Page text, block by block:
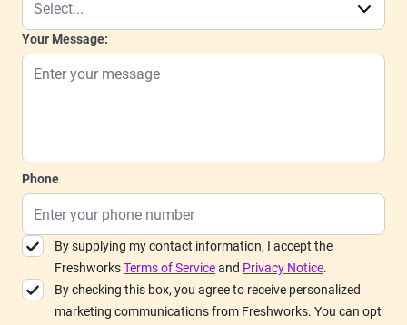
Your Message:
Phone
By supplying my contact information, I accept the
FreshworksTerms of Serviceand Privacy Notice.
By checking this box, you agree to receive personalized
marketing communications from Freshworks. You can opt